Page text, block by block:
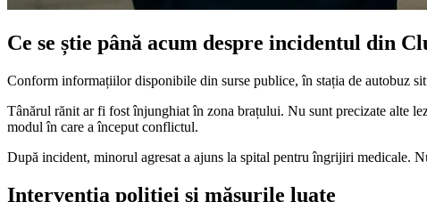
Ce se știe până acum despre incidentul din
Conform informațiilor disponibile din surse publice, în stația de autobuz
Tânărul rănit ar fi fost înjunghiat în zona brațului. Nu sunt precizate alte
modul în care a început conflictul.
După incident, minorul agresat a ajuns la spital pentru îngrijiri medicale.
Intervenția poliției și măsurile luate